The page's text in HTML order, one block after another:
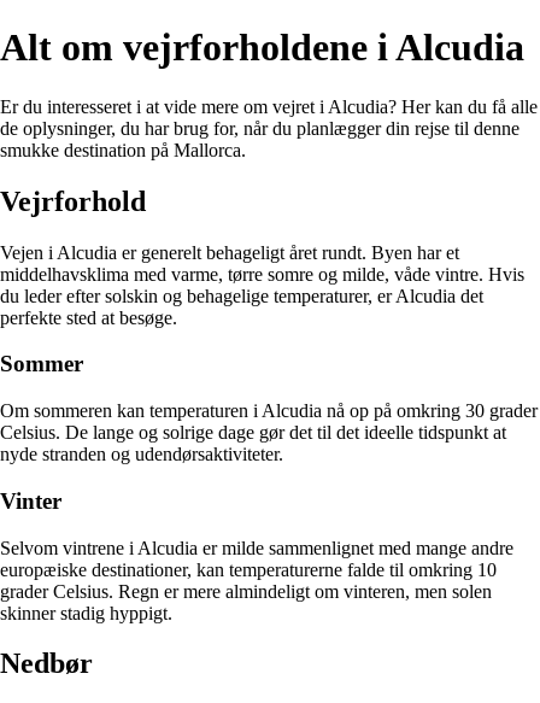
Alt om vejrforholdene i Alcudia
Er du interesseret i at vide mere om vejret i Alcudia? Her kan du få alle
de oplysninger, du har brug for, når du planlægger din rejse til denne
smukke destination på Mallorca.
Vejrforhold
Vejen i Alcudia er generelt behageligt året rundt. Byen har et
middelhavsklima med varme, tørre somre og milde, våde vintre. Hvis
du leder efter solskin og behagelige temperaturer, er Alcudia det
perfekte sted at besøge.
Sommer
Om sommeren kan temperaturen i Alcudia nå op på omkring 30 grader
Celsius. De lange og solrige dage gør det til det ideelle tidspunkt at
nyde stranden og udendørsaktiviteter.
Vinter
Selvom vintrene i Alcudia er milde sammenlignet med mange andre
europæiske destinationer, kan temperaturerne falde til omkring 10
grader Celsius. Regn er mere almindeligt om vinteren, men solen
skinner stadig hyppigt.
Nedbør